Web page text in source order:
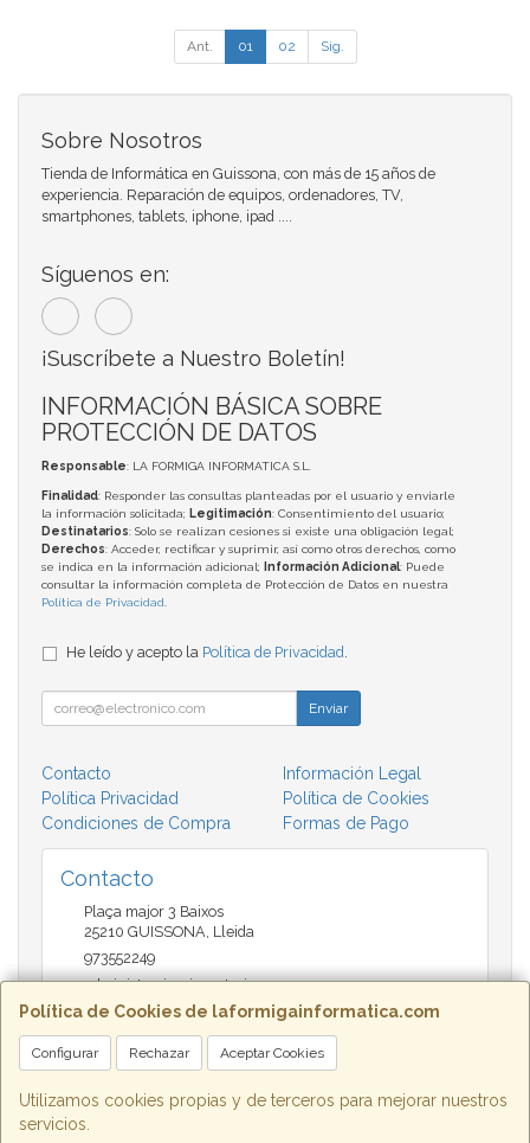
Ant. 01 02 Sig.
Política de Cookies de laformigainformatica.com
Configurar Rechazar Aceptar Cookies
Utilizamos cookies propias y de terceros para mejorar nuestros
servicios.
Sobre Nosotros
Tienda de Informática en Guissona, con más de 15 años de
experiencia. Reparación de equipos, ordenadores, TV,
smartphones, tablets, iphone, ipad ....
Síguenos en:
¡Suscríbete a Nuestro Boletín!
INFORMACIÓN BÁSICA SOBRE
PROTECCIÓN DE DATOS
Responsable: LA FORMIGA INFORMATICA S.L.
Finalidad: Responder las consultas planteadas por el usuario y enviarle
la información solicitada; Legitimación: Consentimiento del usuario;
Destinatarios: Solo se realizan cesiones si existe una obligación legal;
Derechos: Acceder, rectificar y suprimir, así como otros derechos, como
se indica en la información adicional;
Información Adicional: Puede
consultar la información completa de Protección de Datos en nuestra
Política de Privacidad.
He leído y acepto la Política de Privacidad.
Enviar
Contacto
Información Legal
Política Privacidad
Política de Cookies
Condiciones de Compra
Formas de Pago
Contacto
Plaça major 3 Baixos
25210 GUISSONA, Lleida
973552249
administracio@insectari.com
Horario
Matí de 9 a 13:30 - Tarda 17 a 20:30